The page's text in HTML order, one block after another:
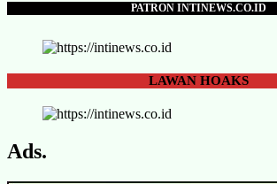
PATRON INTINEWS.CO.ID
LAWANHOAKS
Ads.